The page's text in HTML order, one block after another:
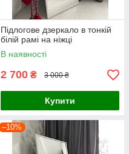
Підлогове дзеркало в тонкій
білій рамі на ніжці
В наявності
2 700 ₴ 3 000 ₴
Купити
–10%